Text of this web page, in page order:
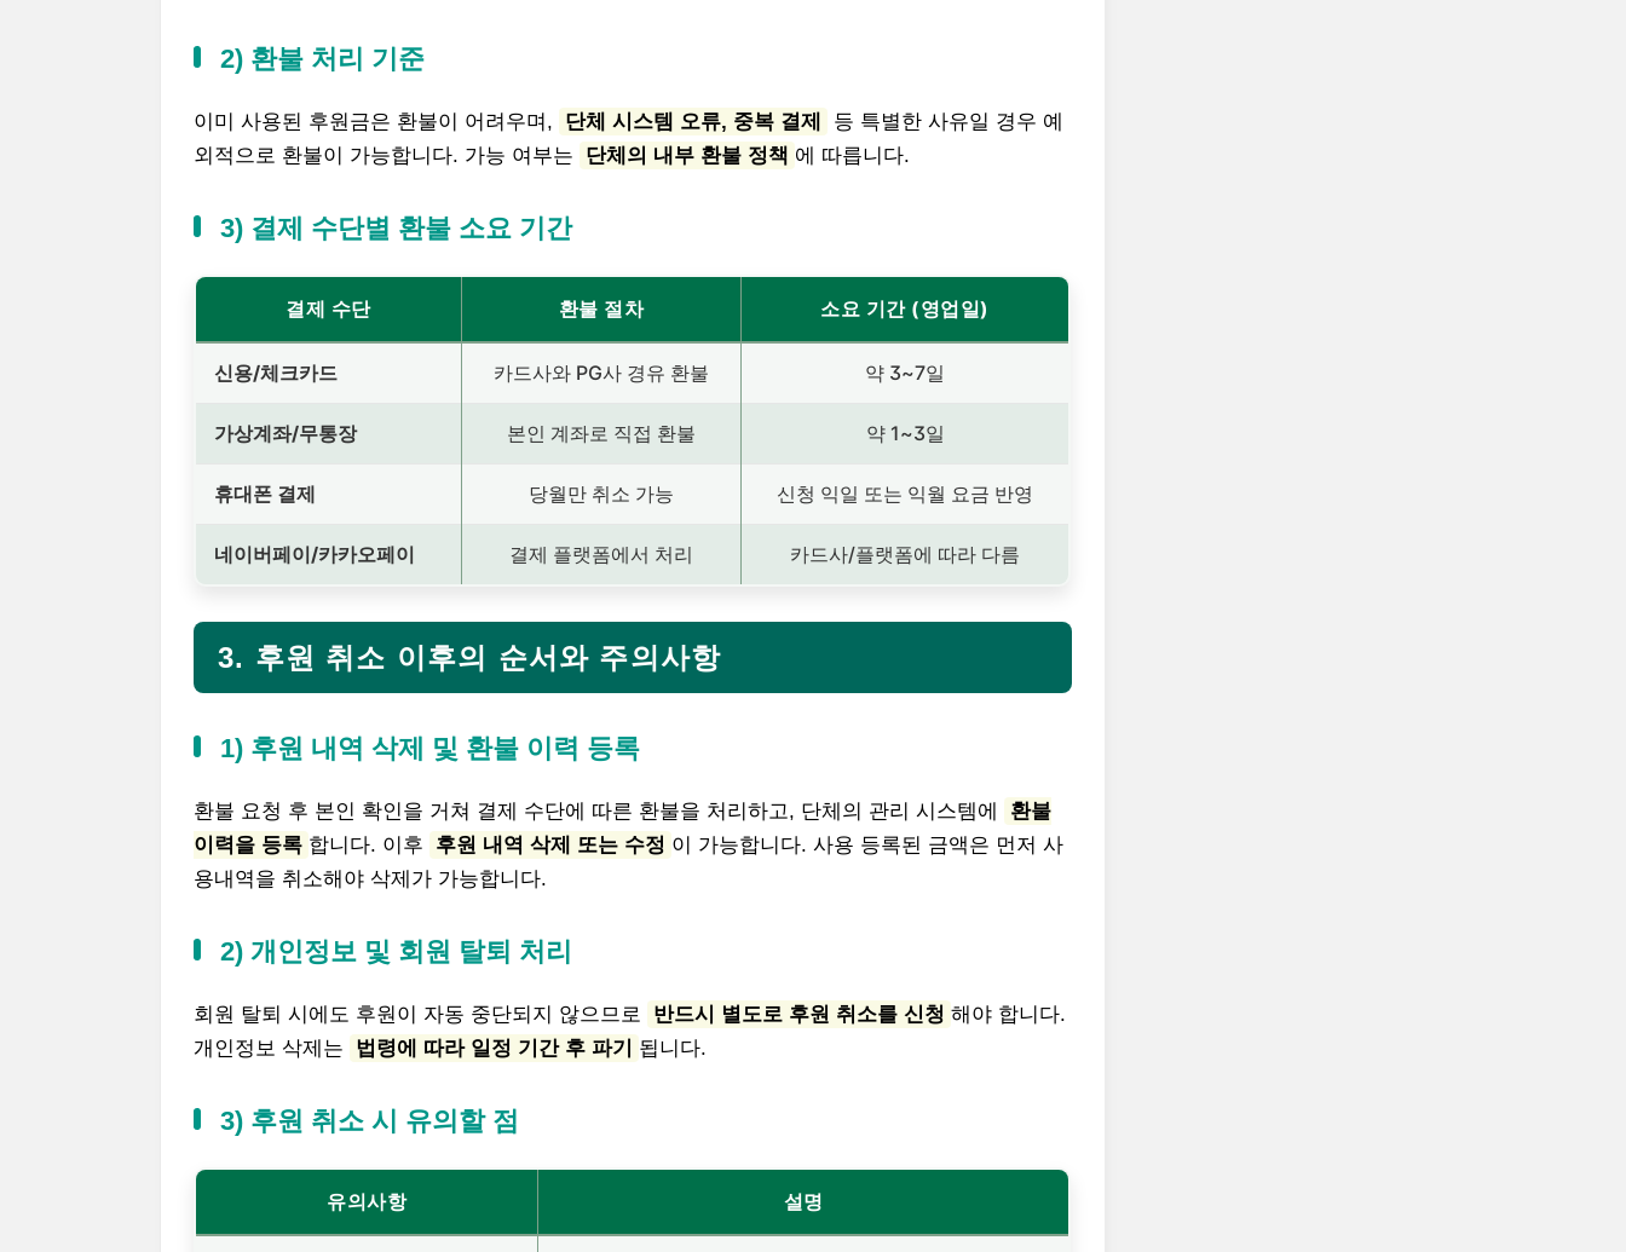
2) 환불 처리 기준
이미 사용된 후원금은 환불이 어려우며, 단체 시스템 오류, 중복 결제
등 특별한 사유일 경우 예
외적으로 환불이 가능합니다. 가능 여부는
단체의 내부 환불 정책 에 따릅니다.
3) 결제 수단별 환불 소요 기간
결제 수단 환불 절차 소요 기간 (영업일)
신용/체크카드 카드사와 PG사 경유 환불 약 3~7일
가상계좌/무통장 본인 계좌로 직접 환불 약 1~3일
휴대폰 결제 당월만 취소 가능 신청 익일 또는 익월 요금 반영
네이버페이/카카오페이 결제 플랫폼에서 처리 카드사/플랫폼에 따라 다름
3. 후원 취소 이후의 순서와 주의사항
1) 후원 내역 삭제 및 환불 이력 등록
환불 요청 후 본인 확인을 거쳐 결제 수단에 따른 환불을 처리하고, 단체의 관리 시스템에
환불
이력을 등록 합니다. 이후 후원 내역 삭제 또는 수정 이 가능합니다. 사용 등록된 금액은 먼저 사
용내역을 취소해야 삭제가 가능합니다.
2) 개인정보 및 회원 탈퇴 처리
회원 탈퇴 시에도 후원이 자동 중단되지 않으므로 반드시 별도로 후원 취소를 신청 해야 합니다.
개인정보 삭제는
법령에 따라 일정 기간 후 파기 됩니다.
3) 후원 취소 시 유의할 점
유의사항 설명